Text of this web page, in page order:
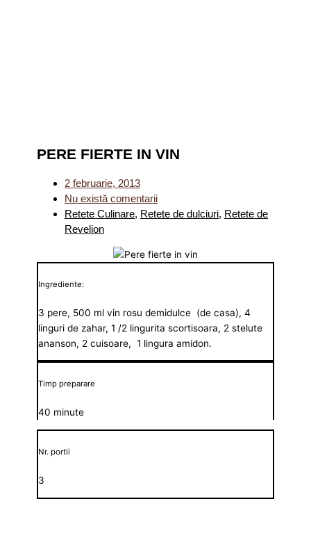
PERE FIERTE IN VIN
2 februarie, 2013
Nu există comentarii
Retete Culinare, Retete de dulciuri, Retete de
Revelion
Ingrediente:
3 pere, 500 ml vin rosu demidulce (de casa), 4
linguri de zahar, 1 /2 lingurita scortisoara, 2 stelute
ananson, 2 cuisoare, 1 lingura amidon.
Timp preparare
40 minute
Nr. portii
3